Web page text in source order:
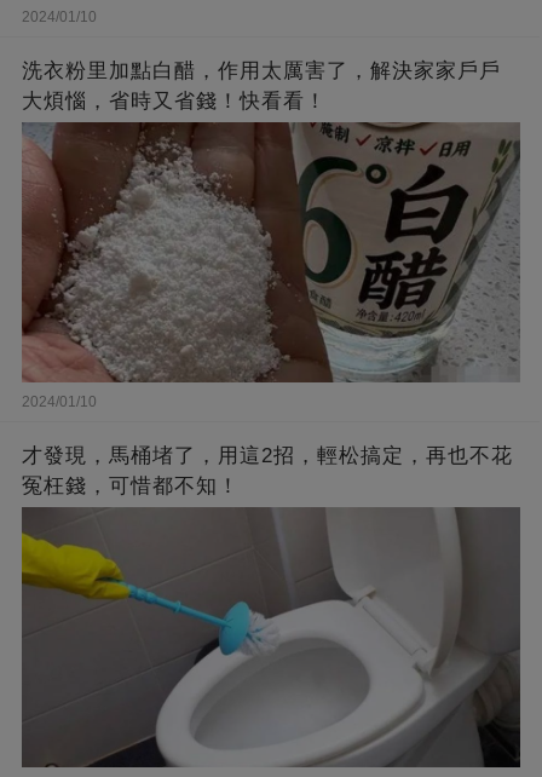
2024/01/10
洗衣粉里加點白醋，作用太厲害了，解決家家戶戶
大煩惱，省時又省錢！快看看！
2024/01/10
才發現，馬桶堵了，用這2招，輕松搞定，再也不花
冤枉錢，可惜都不知！